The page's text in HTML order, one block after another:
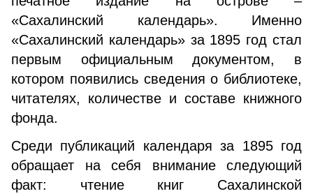
«Сахалинский календарь». Именно
«Сахалинский календарь» за 1895 год стал
первым официальным документом, в
котором появились сведения о библиотеке,
читателях, количестве и составе книжного
фонда.
Среди публикаций календаря за 1895 год
обращает на себя внимание следующий
факт: чтение книг Сахалинской